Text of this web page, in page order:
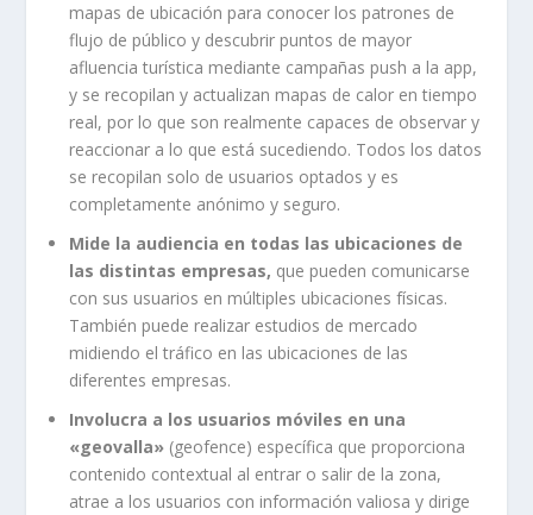
mapas de ubicación para conocer los patrones de
flujo de público y descubrir puntos de mayor
afluencia turística mediante campañas push a la app,
y se recopilan y actualizan mapas de calor en tiempo
real, por lo que son realmente capaces de observar y
reaccionar a lo que está sucediendo. Todos los datos
se recopilan solo de usuarios optados y es
completamente anónimo y seguro.
Mide la audiencia en todas las ubicaciones de
las distintas empresas, que pueden comunicarse
con sus usuarios en múltiples ubicaciones físicas.
También puede realizar estudios de mercado
midiendo el tráfico en las ubicaciones de las
diferentes empresas.
Involucra a los usuarios móviles en una
«geovalla» (geofence) específica que proporciona
contenido contextual al entrar o salir de la zona,
atrae a los usuarios con información valiosa y dirige